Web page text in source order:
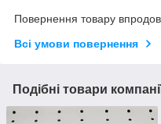
Повернення товару
Всі умови повернення
Подібні товари